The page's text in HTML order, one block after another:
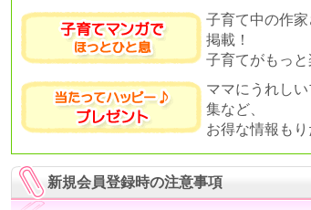
子育て中の作
掲載！
子育てがもっ
ママにうれし
集など、
お得な情報もり
新規会員登録時の注意事項